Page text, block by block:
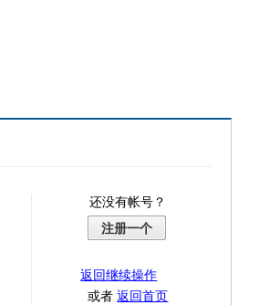
还没有帐号？
注册一个
返回继续操作
或者返回首页